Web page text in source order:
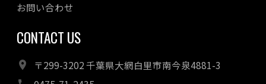
お問い合わせ
CONTACT US
〒299-3202 千葉県大網白里市南今泉4881-3